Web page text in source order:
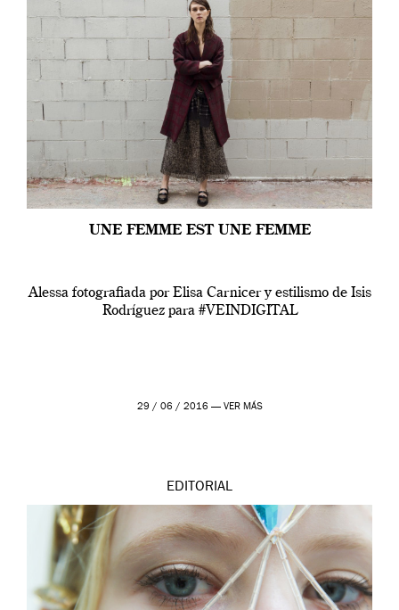
UNE FEMME EST UNE FEMME
Alessa fotografiada por Elisa Carnicer y estilismo de Isis
Rodríguez para #VEINDIGITAL
29 / 06 / 2016 — VER MÁS
EDITORIAL